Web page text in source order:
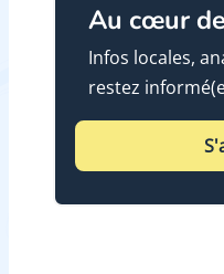
Au cœur
Infos locales,
restez